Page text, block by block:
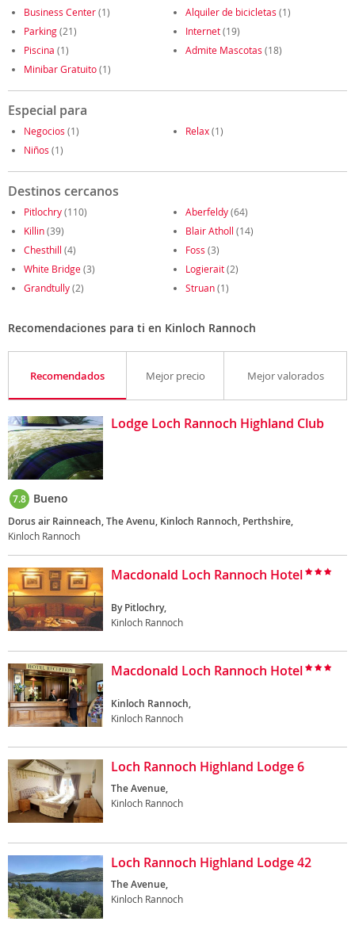
Business Center(1) Alquiler de bicicletas (1)
Parking(21) Internet(19)
Piscina (1) Admite Mascotas (18)
Minibar Gratuito(1)
Especial para
Negocios (1) Relax(1)
Niños (1)
Destinos cercanos
Pitlochry(110) Aberfeldy(64)
Killin(39) Blair Atholl (14)
Chesthill (4) Foss (3)
White Bridge(3) Logierait(2)
Grandtully(2) Struan(1)
Recomendaciones para ti en Kinloch Rannoch
Recomendados Mejor precio Mejor valorados
Lodge Loch Rannoch Highland Club
7.8 Bueno
Dorus air Rainneach, The Avenu, Kinloch Rannoch, Perthshire,
Kinloch Rannoch
Macdonald Loch Rannoch Hotel
By Pitlochry,
Kinloch Rannoch
Macdonald Loch Rannoch Hotel
Kinloch Rannoch,
Kinloch Rannoch
Loch Rannoch Highland Lodge 6
The Avenue,
Kinloch Rannoch
Loch Rannoch Highland Lodge 42
The Avenue,
Kinloch Rannoch